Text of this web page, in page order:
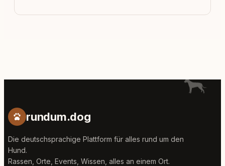
rundum.dog
Die deutschsprachige Plattform für alles rund um den
Hund.
Rassen, Orte, Events, Wissen, alles an einem Ort.